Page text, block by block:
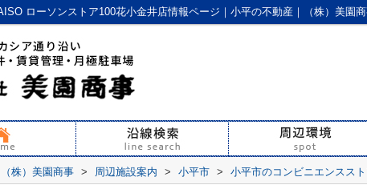
ローソンストア100花小金井店情報ページ｜小平の不動産｜（株）美園
株）美園商事 > 周辺施設案内 > 小平市 > 小平市のコンビニエンスス